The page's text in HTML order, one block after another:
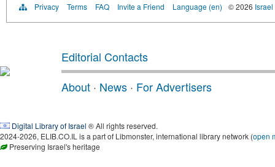
Privacy Terms FAQ Invite a Friend Language (en) © 2026
Editorial Contacts
About · News · For Advertisers
Digital Library of Israel ® All rights reserved.
2024-2026, ELIB.CO.IL is a part of Libmonster, international library network (open
Preserving Israel's heritage